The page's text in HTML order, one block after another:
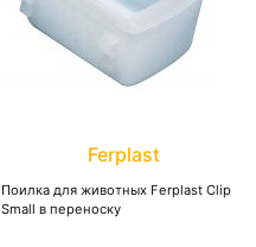
Ferplast
Поилка для животных Ferplast Clip
Small в переноску